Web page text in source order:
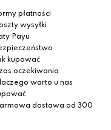
płatności
wysyłki
Payu
kupować
oczekiwania
warto u nas
dostawa od 300